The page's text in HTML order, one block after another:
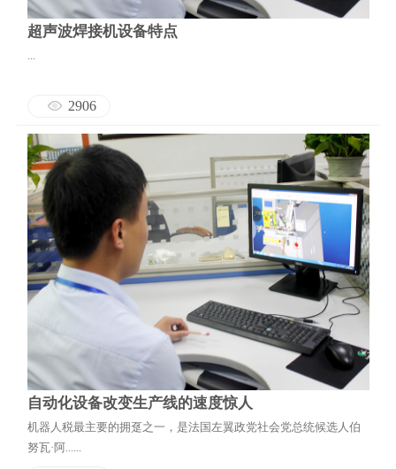
超声波焊接机设备特点
2906
自动化设备改变生产线的速度惊人
机器人税最主要的拥趸之一，是法国左翼政党社会党总统候选人伯
努瓦·阿......